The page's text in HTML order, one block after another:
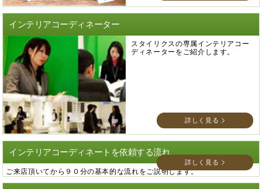
インテリアコーディネーター
スタイリクスの専属インテリアコー
ディネーターをご紹介します。
詳しく見る
インテリアコーディネートを依頼する流れ
ご来店頂いてから９０分の基本的な流れをご説明します。
詳しく見る